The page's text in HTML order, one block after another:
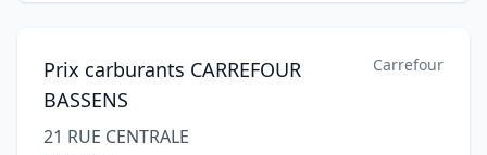
Prix carburants CARREFOUR
BASSENS
Carrefour
21 RUE CENTRALE